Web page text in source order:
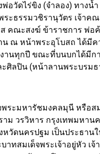
วัดไร่ขิง (จำลอง) ทางน้
ะธรรมวชิรานุวัตร เจ้าค
คณะสงฆ์ ข้าราชการ พ่
ณ หน้าพระอุโบสถ ได้มี
านทุกปี ขณะที่บนบกได้มีก
ะศิลปิน (หน้าลานพระบรม
ระมหารัชมงคลมุนี หรือ
ม วรวิหาร กรุงเทพมหาน
วัดนครปฐม เป็นประธาน
ทสมเด็จพระเจ้าอยู่หัว เ